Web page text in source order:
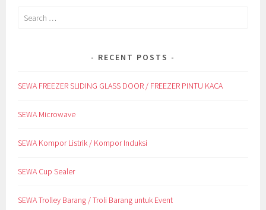
Search
RECENT POSTS
SEWA FREEZER SLIDING GLASS DOOR / FREEZER PINTU KACA
SEWA Microwave
SEWA Kompor Listrik / Kompor Induksi
SEWA Cup Sealer
SEWA Trolley Barang / Troli Barang untuk Event